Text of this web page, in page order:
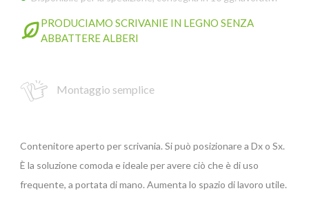
PRODUCIAMO SCRIVANIE IN LEGNO SENZA
ABBATTERE ALBERI
Montaggio semplice
Contenitore aperto per scrivania. Si può posizionare a Dx o Sx.
È la soluzione comoda e ideale per avere ciò che è di uso
frequente, a portata di mano. Aumenta lo spazio di lavoro utile.